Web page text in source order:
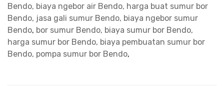
Bendo, biaya ngebor air Bendo, harga buat sumur bor
Bendo, jasa gali sumur Bendo, biaya ngebor sumur
Bendo, bor sumur Bendo, biaya sumur bor Bendo,
harga sumur bor Bendo, biaya pembuatan sumur bor
Bendo, pompa sumur bor Bendo,